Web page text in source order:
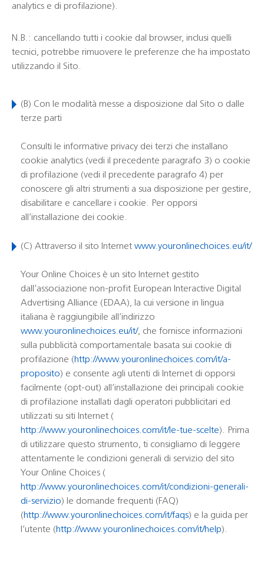
analytics e di profilazione).
N.B.: cancellando tutti i cookie dal browser, inclusi quelli
tecnici, potrebbe rimuovere le preferenze che ha impostato
utilizzando il Sito.
(B) Con le modalità messe a disposizione dal Sito o dalle
terze parti
Consulti le informative privacy dei terzi che installano
cookie analytics (vedi il precedente paragrafo 3) o cookie
di profilazione (vedi il precedente paragrafo 4) per
conoscere gli altri strumenti a sua disposizione per gestire,
disabilitare e cancellare i cookie. Per opporsi
all’installazione dei cookie.
(C) Attraverso il sito Internet www.youronlinechoices.eu/it/
Your Online Choices è un sito Internet gestito
dall’associazione non-profit European Interactive Digital
Advertising Alliance (EDAA), la cui versione in lingua
italiana è raggiungibile all’indirizzo
www.youronlinechoices.eu/it/, che fornisce informazioni
sulla pubblicità comportamentale basata sui cookie di
profilazione (http://www.youronlinechoices.com/it/a-
proposito) e consente agli utenti di Internet di opporsi
facilmente (opt-out) all’installazione dei principali cookie
di profilazione installati dagli operatori pubblicitari ed
utilizzati su siti Internet (
http://www.youronlinechoices.com/it/le-tue-scelte). Prima
di utilizzare questo strumento, ti consigliamo di leggere
attentamente le condizioni generali di servizio del sito
Your Online Choices (
http://www.youronlinechoices.com/it/condizioni-generali-
di-servizio) le domande frequenti (FAQ)
(http://www.youronlinechoices.com/it/faqs) e la guida per
l’utente (http://www.youronlinechoices.com/it/help).